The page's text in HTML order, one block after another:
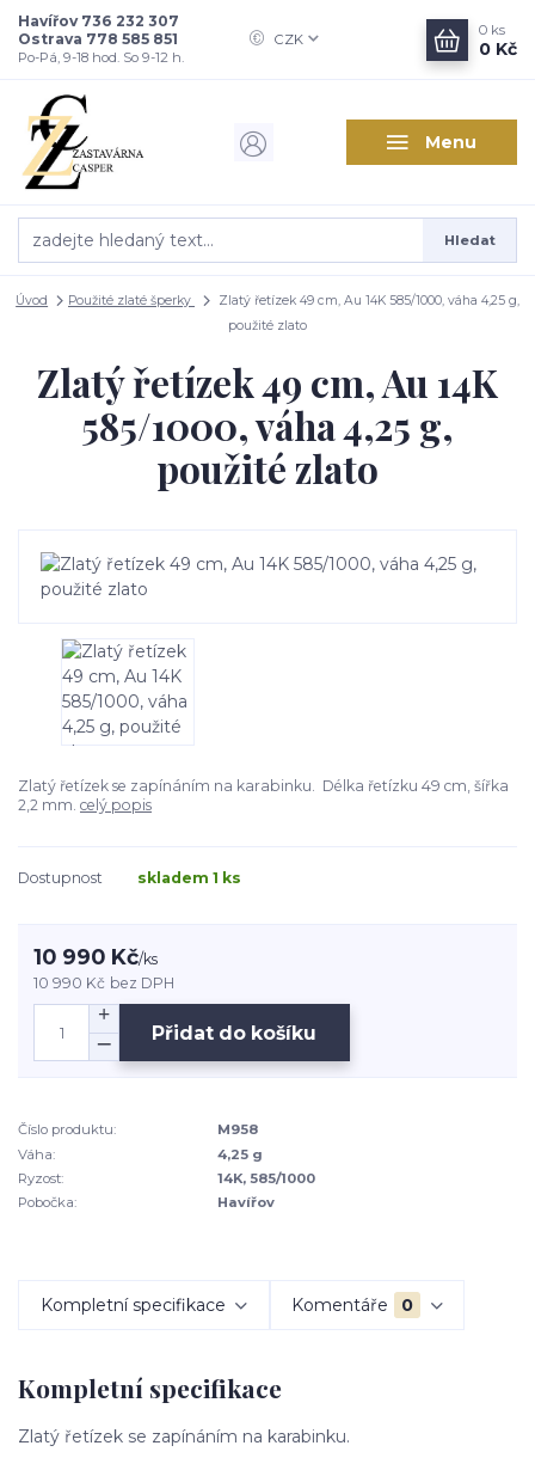
Menu
CZK
Hledat
Havířov 736 232 307
Ostrava 778 585 851
Po-Pá, 9-18 hod. So 9-12 h.
0 ks
0 Kč
Úvod Použité zlaté šperky
Zlatý řetízek 49 cm, Au 14K 585/1000, váha 4,25 g,
použité zlato
Zlatý řetízek 49 cm, Au 14K
585/1000, váha 4,25 g,
použité zlato
Zlatý řetízek se zapínáním na karabinku. Délka řetízku 49 cm, šířka
2,2 mm. celý popis
Dostupnost skladem 1 ks
10 990 Kč/ks
10 990 Kč bez DPH
Přidat do košíku
Číslo produktu:
M958
Váha:
4,25 g
Ryzost:
14K, 585/1000
Pobočka:
Havířov
Kompletní specifikace Komentáře 0
Kompletní specifikace
Zlatý řetízek se zapínáním na karabinku.